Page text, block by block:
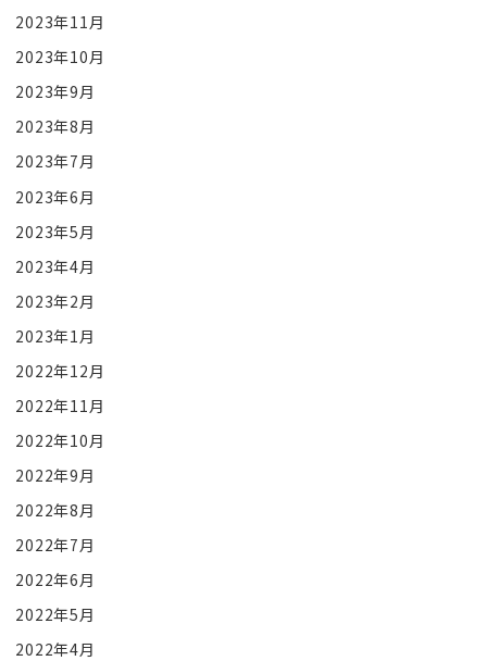
2023年11月
2023年10月
2023年9月
2023年8月
2023年7月
2023年6月
2023年5月
2023年4月
2023年2月
2023年1月
2022年12月
2022年11月
2022年10月
2022年9月
2022年8月
2022年7月
2022年6月
2022年5月
2022年4月